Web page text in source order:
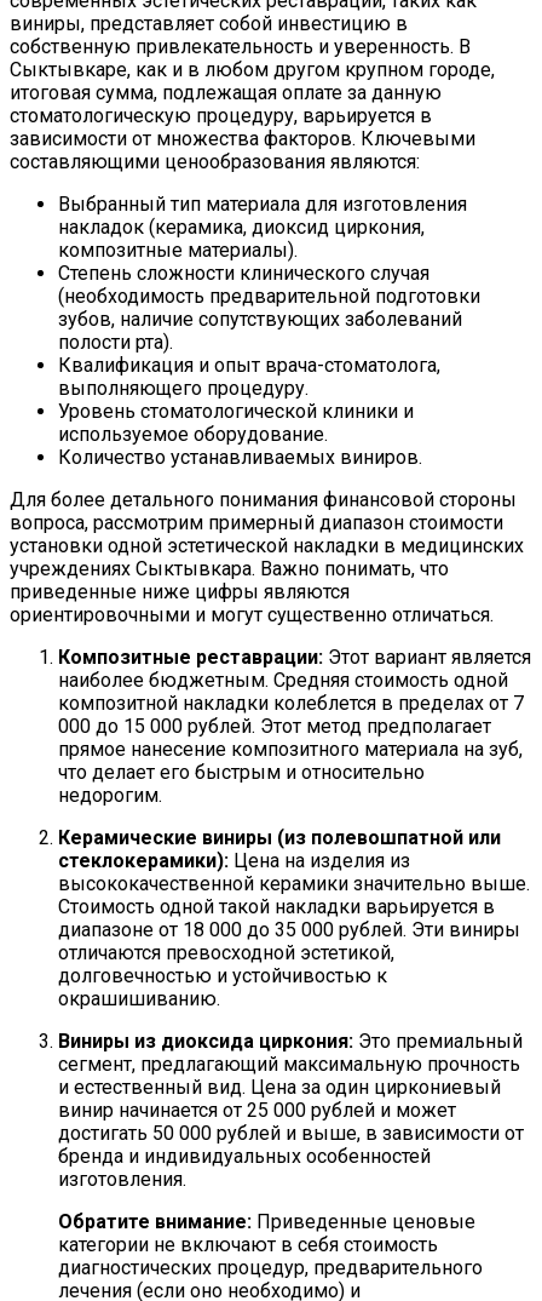
виниры, представляет собой инвестицию в
собственную привлекательность и уверенность. В
Сыктывкаре, как и в любом другом крупном городе,
итоговая сумма, подлежащая оплате за данную
стоматологическую процедуру, варьируется в
зависимости от множества факторов. Ключевыми
составляющими ценообразования являются:
Выбранный тип материала для изготовления
накладок (керамика, диоксид циркония,
композитные материалы).
Степень сложности клинического случая
(необходимость предварительной подготовки
зубов, наличие сопутствующих заболеваний
полости рта).
Квалификация и опыт врача-стоматолога,
выполняющего процедуру.
Уровень стоматологической клиники и
используемое оборудование.
Количество устанавливаемых виниров.
Для более детального понимания финансовой стороны
вопроса, рассмотрим примерный диапазон стоимости
установки одной эстетической накладки в медицинских
учреждениях Сыктывкара. Важно понимать, что
приведенные ниже цифры являются
ориентировочными и могут существенно отличаться.
Композитные реставрации: Этот вариант является
наиболее бюджетным. Средняя стоимость одной
композитной накладки колеблется в пределах от 7
000 до 15 000 рублей. Этот метод предполагает
прямое нанесение композитного материала на зуб,
что делает его быстрым и относительно
недорогим.
Керамические виниры (из полевошпатной или
стеклокерамики): Цена на изделия из
высококачественной керамики значительно выше.
Стоимость одной такой накладки варьируется в
диапазоне от 18 000 до 35 000 рублей. Эти виниры
отличаются превосходной эстетикой,
долговечностью и устойчивостью к
окрашишиванию.
Виниры из диоксида циркония: Это премиальный
сегмент, предлагающий максимальную прочность
и естественный вид. Цена за один циркониевый
винир начинается от 25 000 рублей и может
достигать 50 000 рублей и выше, в зависимости от
бренда и индивидуальных особенностей
изготовления.
Обратите внимание: Приведенные ценовые
категории не включают в себя стоимость
диагностических процедур, предварительного
лечения (если оно необходимо) и